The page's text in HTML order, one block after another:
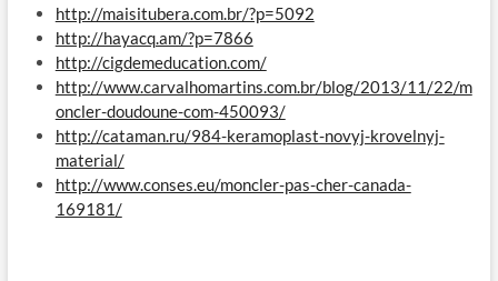
http://maisitubera.com.br/?p=5092
http://hayacq.am/?p=7866
http://cigdemeducation.com/
http://www.carvalhomartins.com.br/blog/2013/11/22/m
oncler-doudoune-com-450093/
http://cataman.ru/984-keramoplast-novyj-krovelnyj-
material/
http://www.conses.eu/moncler-pas-cher-canada-
169181/